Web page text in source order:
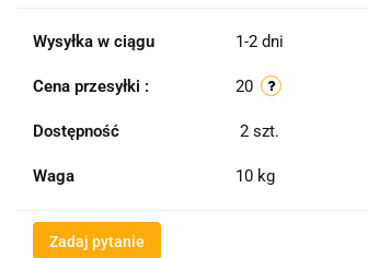
Wysyłka w ciągu 1-2 dni
Cena przesyłki : 20
Dostępność 2 szt.
Waga 10 kg
Zadaj pytanie